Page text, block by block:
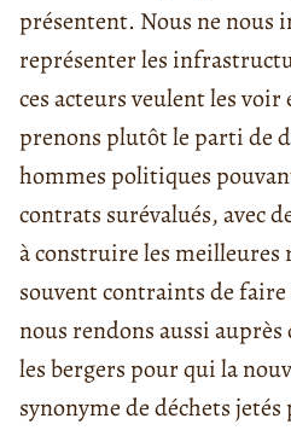
présentent. Nous ne nous
représenter les
ces acteurs veulent les
prenons plutôt le parti de
hommes politiques
contrats surévalués, avec
à construire les meilleures
souvent contraints de
nous rendons aussi
les bergers pour qui la
synonyme de déchets